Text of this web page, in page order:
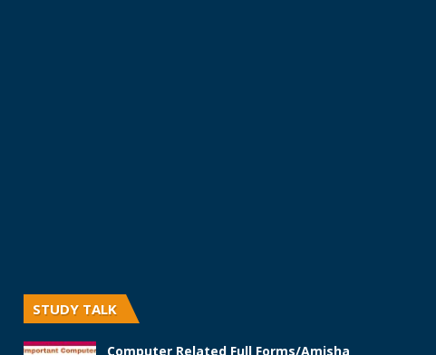
STUDY TALK
Computer Related Full Forms/Amisha